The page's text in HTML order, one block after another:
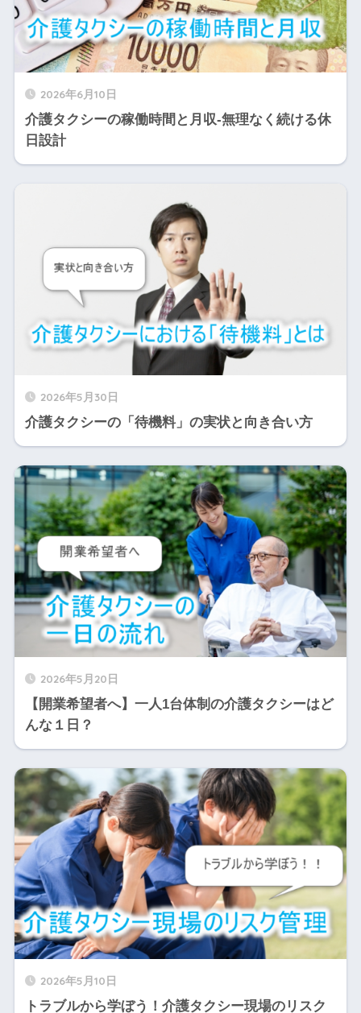
2026年6月10日
介護タクシーの稼働時間と月収‐無理なく続ける休
日設計
2026年5月30日
介護タクシーの「待機料」の実状と向き合い方
2026年5月20日
【開業希望者へ】一人1台体制の介護タクシーはど
んな１日？
2026年5月10日
トラブルから学ぼう！介護タクシー現場のリスク